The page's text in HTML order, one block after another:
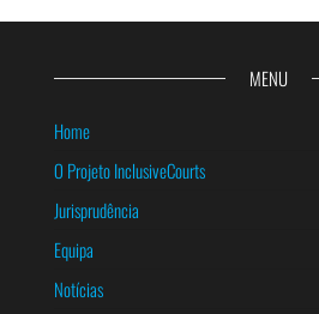
MENU
Home
O Projeto InclusiveCourts
Jurisprudência
Equipa
Notícias